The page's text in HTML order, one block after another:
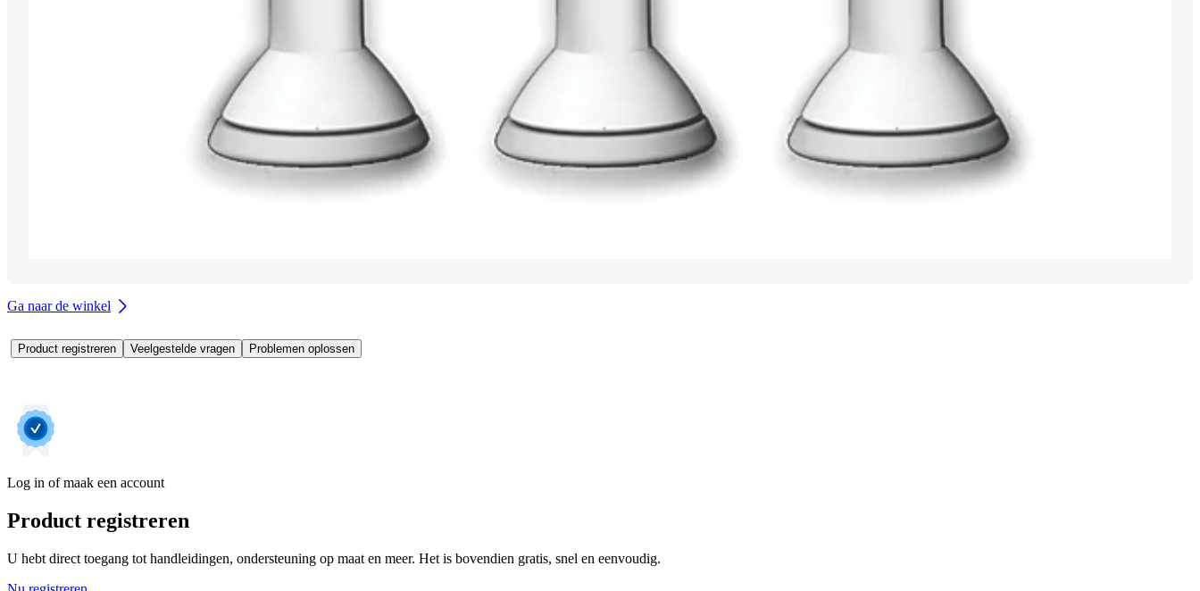
Ga naar de winkel
Product registreren Veelgestelde vragen Problemen oplossen
Log in of maak een account
Product registreren
U hebt direct toegang tot handleidingen, ondersteuning op maat en meer. Het is bovendien gratis, snel en eenvoudig.